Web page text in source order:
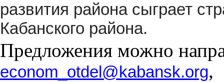
развития района сыграет
Кабанского района.
Предложения можно
econom_otdel@kabansk.org,